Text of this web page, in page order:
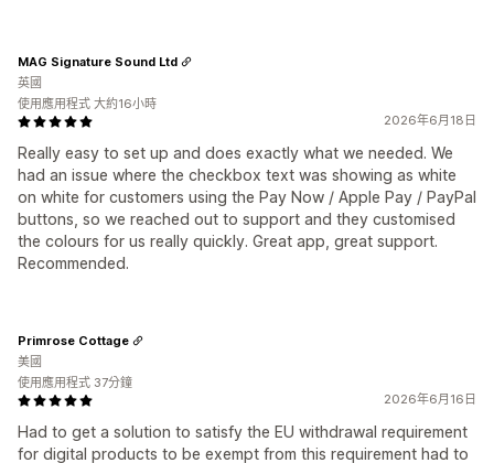
2026年6月18日
Really easy to set up and does exactly what we needed. We
had an issue where the checkbox text was showing as white
on white for customers using the Pay Now / Apple Pay / PayPal
buttons, so we reached out to support and they customised
the colours for us really quickly. Great app, great support.
Recommended.
MAG Signature Sound Ltd
英國
使用應用程式 大約16小時
2026年6月16日
Had to get a solution to satisfy the EU withdrawal requirement
for digital products to be exempt from this requirement had to
Primrose Cottage
美國
使用應用程式 37分鐘